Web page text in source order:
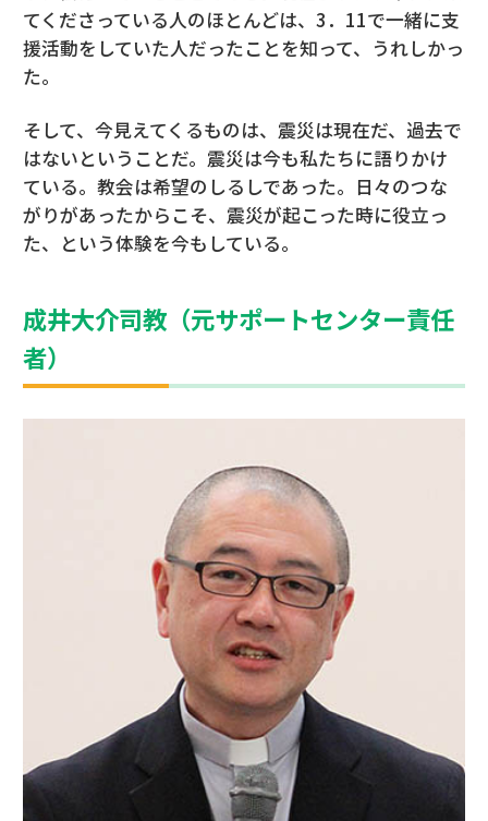
てくださっている人のほとんどは、3．11で一緒に支
援活動をしていた人だったことを知って、うれしかっ
た。
そして、今見えてくるものは、震災は現在だ、過去で
はないということだ。震災は今も私たちに語りかけ
ている。教会は希望のしるしであった。日々のつな
がりがあったからこそ、震災が起こった時に役立っ
た、という体験を今もしている。
成井大介司教（元サポートセンター責任
者）